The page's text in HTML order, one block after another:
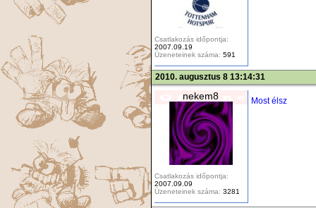
Csatlakozás időpontja:
2007.09.19
Üzeneteinek száma: 591
2010. augusztus 8 13:14:31
nekem8
Csatlakozás időpontja:
2007.09.09
Üzeneteinek száma: 3281
Most élsz